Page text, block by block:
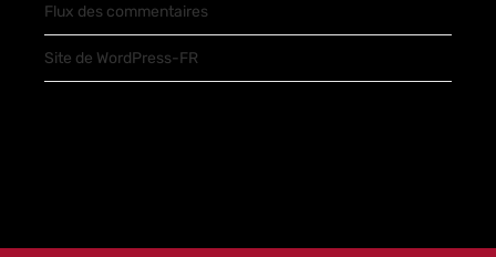
Flux des commentaires
Site de WordPress-FR